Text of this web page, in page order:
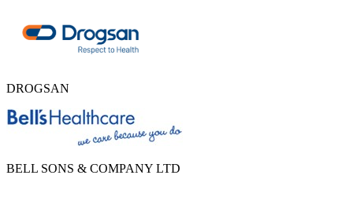
DROGSAN
BELL SONS & COMPANY LTD